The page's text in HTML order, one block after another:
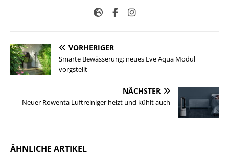
VORHERIGER
Smarte Bewässerung: neues Eve Aqua Modul
vorgstellt
NÄCHSTER
Neuer Rowenta Luftreiniger heizt und kühlt auch
ÄHNLICHE ARTIKEL